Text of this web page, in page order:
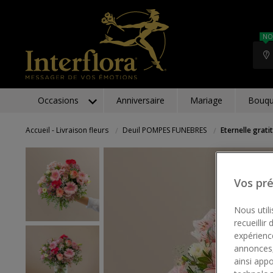
Occasions Anniversaire Mariage
Accueil - Livraison fleurs Deuil POMPES FUNEBRES Eternelle
Vos
Nous
recueillir
ainsi